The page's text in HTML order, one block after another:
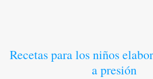
Recetas para los niños
a presión